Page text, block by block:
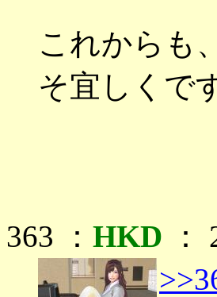
これからも
そ宜しくで
363 ： HKD ：